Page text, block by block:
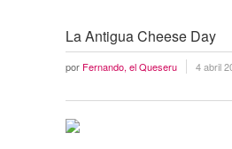
La Antigua Cheese Day
por Fernando, el Queseru 4 abril